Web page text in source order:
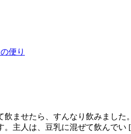
便り
飲ませたら、すんなり飲みまし
。主人は、豆乳に混ぜて飲んで